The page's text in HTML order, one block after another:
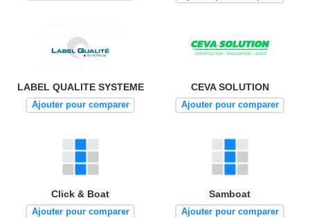
LABEL QUALITE SYSTEME
Ajouter pour comparer
CEVA SOLUTION
Ajouter pour comparer
Click & Boat
Ajouter pour comparer
Samboat
Ajouter pour comparer